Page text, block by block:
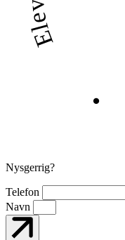
•
Nysgerrig?
Telefon
Navn